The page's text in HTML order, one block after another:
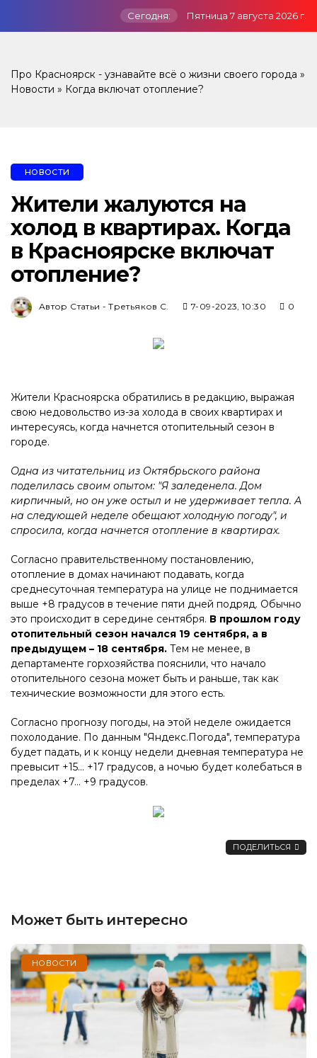
Сегодня: Пятница 7 августа 2026 г.
Про Красноярск - узнавайте всё о жизни своего города »
Новости » Когда включат отопление?
НОВОСТИ
Жители жалуются на
холод в квартирах. Когда
в Красноярске включат
отопление?
Автор Статьи - Третьяков С. 7-09-2023, 10:30 0
Жители Красноярска обратились в редакцию, выражая
свою недовольство из-за холода в своих квартирах и
интересуясь, когда начнется отопительный сезон в
городе.
Одна из читательниц из Октябрьского района
поделилась своим опытом: "Я заледенела. Дом
кирпичный, но он уже остыл и не удерживает тепла. А
на следующей неделе обещают холодную погоду", и
спросила, когда начнется отопление в квартирах.
Согласно правительственному постановлению,
отопление в домах начинают подавать, когда
среднесуточная температура на улице не поднимается
выше +8 градусов в течение пяти дней подряд. Обычно
это происходит в середине сентября. В прошлом году
отопительный сезон начался 19 сентября, а в
предыдущем – 18 сентября. Тем не менее, в
департаменте горхозяйства пояснили, что начало
отопительного сезона может быть и раньше, так как
технические возможности для этого есть.
Согласно прогнозу погоды, на этой неделе ожидается
похолодание. По данным "Яндекс.Погода", температура
будет падать, и к концу недели дневная температура не
превысит +15... +17 градусов, а ночью будет колебаться в
пределах +7... +9 градусов.
ПОДЕЛИТЬСЯ
Может быть интересно
НОВОСТИ